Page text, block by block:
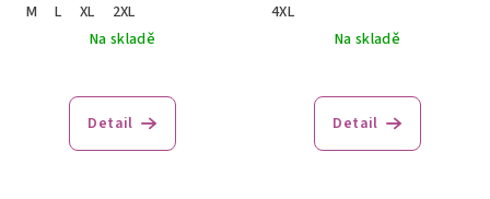
M
L XL
2XL
Na skladě
Detail
4XL
Na skladě
Detail